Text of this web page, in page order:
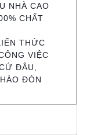
NHÀ CAO
CHẤT
THỨC
VIỆC
ĐÂU,
ĐÓN